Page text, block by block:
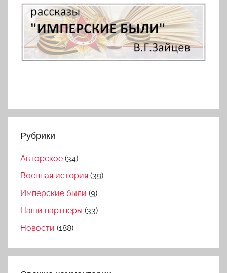
Рубрики
Авторское (34)
Военная история (39)
Имперские были (9)
Наши партнеры (33)
Новости (188)